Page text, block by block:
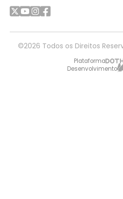
©2026 Todos os Direitos
Plataforma
Desenvolvimento